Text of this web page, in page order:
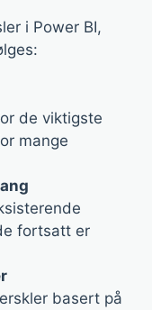
i Power BI,
de viktigste
mange
fortsatt er
basert på